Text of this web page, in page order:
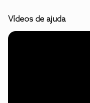
Vídeos de ajuda